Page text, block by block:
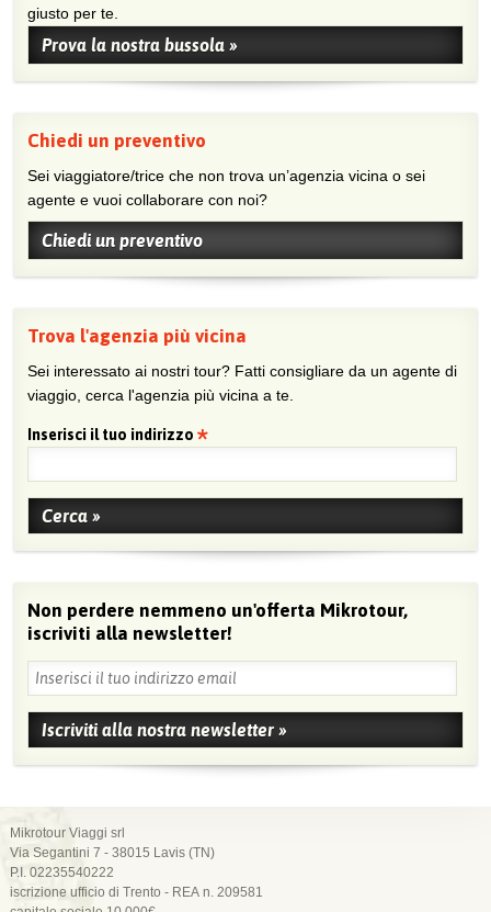
giusto per te.
Prova la nostra bussola »
Chiedi un preventivo
Sei viaggiatore/trice che non trova un’agenzia vicina o sei
agente e vuoi collaborare con noi?
Chiedi un preventivo
Trova l'agenzia più vicina
Sei interessato ai nostri tour? Fatti consigliare da un agente di
viaggio, cerca l'agenzia più vicina a te.
Inserisci il tuo indirizzo
Non perdere nemmeno un'offerta Mikrotour,
iscriviti alla newsletter!
Mikrotour Viaggi srl
Via Segantini 7 - 38015 Lavis (TN)
P.I. 02235540222
iscrizione ufficio di Trento - REA n. 209581